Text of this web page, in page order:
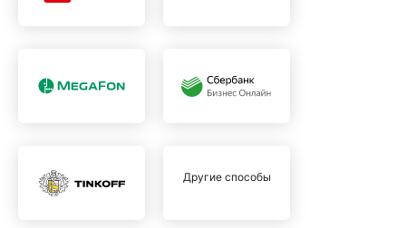
Другие способы